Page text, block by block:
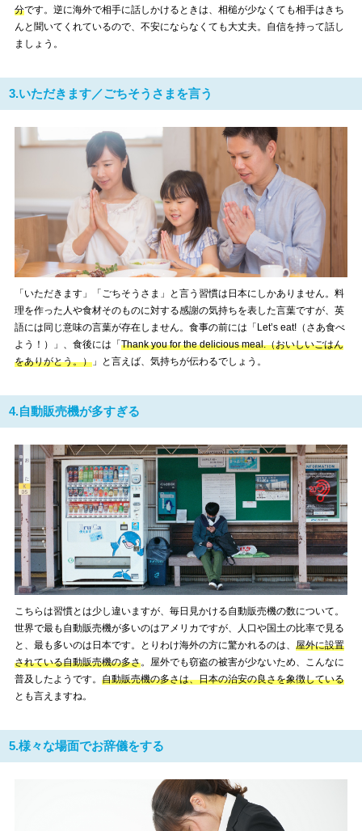
分です。逆に海外で相手に話しかけるときは、相槌が少なくても相手はきち
んと聞いてくれているので、不安にならなくても大丈夫。自信を持って話し
ましょう。
3.いただきます／ごちそうさまを言う
「いただきます」「ごちそうさま」と言う習慣は日本にしかありません。料
理を作った人や食材そのものに対する感謝の気持ちを表した言葉ですが、英
語には同じ意味の言葉が存在しません。食事の前には「Let’s eat!（さあ食べ
よう！）」、食後には「 Thank you for the delicious meal.（おいしいごはん
をありがとう。）」と言えば、気持ちが伝わるでしょう。
4.自動販売機が多すぎる
こちらは習慣とは少し違いますが、毎日見かける自動販売機の数について。
世界で最も自動販売機が多いのはアメリカですが、人口や国土の比率で見る
と、最も多いのは日本です。とりわけ海外の方に驚かれるのは、 屋外に設置
されている自動販売機の多さ。屋外でも窃盗の被害が少ないため、こんなに
普及したようです。 自動販売機の多さは、日本の治安の良さを象徴している
とも言えますね。
5.様々な場面でお辞儀をする